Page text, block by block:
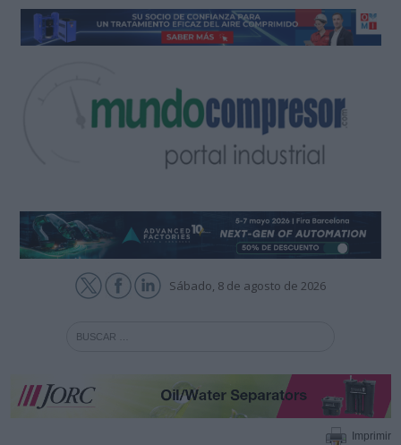
Sábado, 8 de agosto de 2026
Imprimir